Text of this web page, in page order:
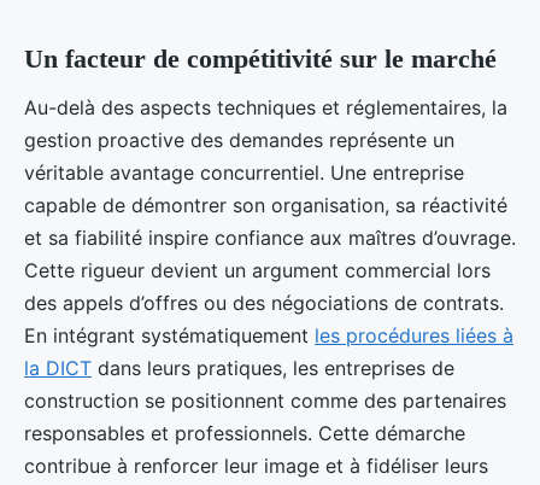
Un facteur de compétitivité sur le marché
Au-delà des aspects techniques et réglementaires, la
gestion proactive des demandes représente un
véritable avantage concurrentiel. Une entreprise
capable de démontrer son organisation, sa réactivité
et sa fiabilité inspire confiance aux maîtres d’ouvrage.
Cette rigueur devient un argument commercial lors
des appels d’offres ou des négociations de contrats.
En intégrant systématiquement les procédures liées à
la DICT dans leurs pratiques, les entreprises de
construction se positionnent comme des partenaires
responsables et professionnels. Cette démarche
contribue à renforcer leur image et à fidéliser leurs